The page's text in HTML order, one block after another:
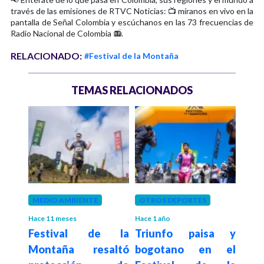
través de las emisiones de RTVC Noticias: 📺 míranos en vivo en la
pantalla de Señal Colombia y escúchanos en las 73 frecuencias de
Radio Nacional de Colombia 📻.
RELACIONADO: #Festival de la Montaña
TEMAS RELACIONADOS
MEDIO AMBIENTE
Hace 11 meses
Festival de la
Montaña resaltó
OTROS DEPORTES
Hace 1 año
Triunfo paisa y
bogotano en el